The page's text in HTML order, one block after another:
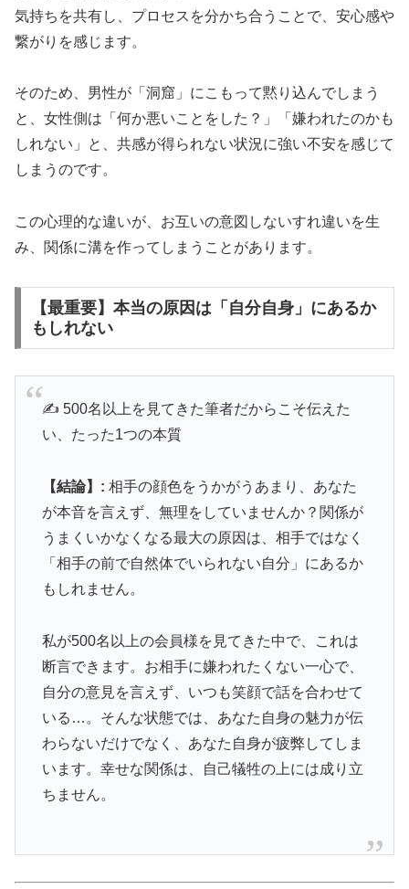
気持ちを共有し、プロセスを分かち合うことで、安心感や
繋がりを感じます。
そのため、男性が「洞窟」にこもって黙り込んでしまう
と、女性側は「何か悪いことをした？」「嫌われたのかも
しれない」と、共感が得られない状況に強い不安を感じて
しまうのです。
この心理的な違いが、お互いの意図しないすれ違いを生
み、関係に溝を作ってしまうことがあります。
【最重要】本当の原因は「自分自身」にあるか
もしれない
✍️ 500名以上を見てきた筆者だからこそ伝えた
い、たった1つの本質
【結論】: 相手の顔色をうかがうあまり、あなた
が本音を言えず、無理をしていませんか？関係が
うまくいかなくなる最大の原因は、相手ではなく
「相手の前で自然体でいられない自分」にあるか
もしれません。
私が500名以上の会員様を見てきた中で、これは
断言できます。お相手に嫌われたくない一心で、
自分の意見を言えず、いつも笑顔で話を合わせて
いる…。そんな状態では、あなた自身の魅力が伝
わらないだけでなく、あなた自身が疲弊してしま
います。幸せな関係は、自己犠牲の上には成り立
ちません。